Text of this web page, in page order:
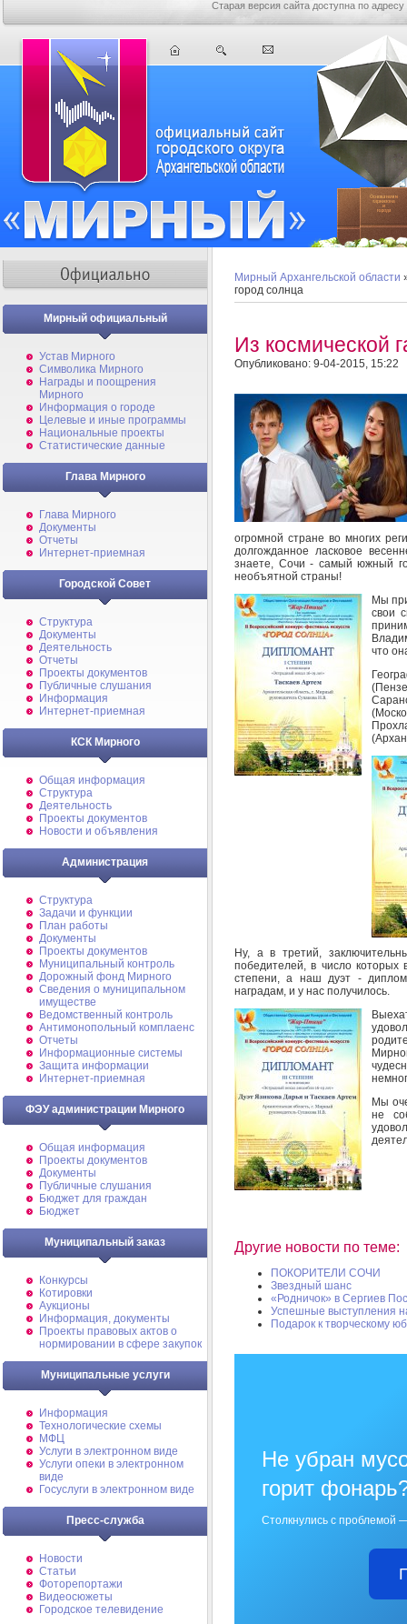
Старая версия сайта доступна по адресу
Мирный официальный
Устав Мирного
Символика Мирного
Награды и поощрения
Мирного
Информация о городе
Целевые и иные программы
Национальные проекты
Статистические данные
Глава Мирного
Глава Мирного
Документы
Отчеты
Интернет-приемная
Городской Совет
Структура
Документы
Деятельность
Отчеты
Проекты документов
Публичные слушания
Информация
Интернет-приемная
КСК Мирного
Общая информация
Структура
Деятельность
Проекты документов
Новости и объявления
Администрация
Структура
Задачи и функции
План работы
Документы
Проекты документов
Муниципальный контроль
Дорожный фонд Мирного
Cведения о муниципальном
имуществе
Ведомственный контроль
Антимонопольный комплаенс
Отчеты
Информационные системы
Защита информации
Интернет-приемная
ФЭУ администрации Мирного
Общая информация
Проекты документов
Документы
Публичные слушания
Бюджет для граждан
Бюджет
Муниципальный заказ
Конкурсы
Котировки
Аукционы
Информация, документы
Проекты правовых актов о
нормировании в сфере закупок
Муниципальные услуги
Информация
Технологические схемы
МФЦ
Услуги в электронном виде
Услуги опеки в электронном
виде
Госуслуги в электронном виде
Пресс-служба
Новости
Статьи
Фоторепортажи
Видеосюжеты
Городское телевидение
Мирный Архангельской области
город солнца
Из космической
Опубликовано: 9-04-2015, 15:22
огромной стране во многих
долгожданное ласковое
знаете, Сочи - самый южный
необъятной страны!
Мы
свои
что
Ну, а в третий,
победителей, в число
степени, а наш дуэт -
наградам, и у нас получилось.
Мы
не
Другие новости по теме:
ПОКОРИТЕЛИ СОЧИ
Звездный шанс
«Родничок» в Сергиев
Успешные выступления
Подарок к творческому
Не убран
горит
Столкнулись с проблемой